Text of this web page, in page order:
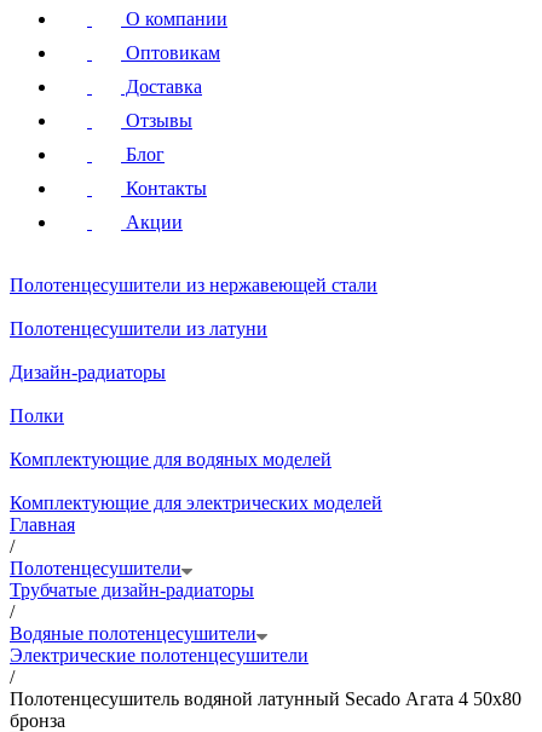
О компании
Оптовикам
Доставка
Отзывы
Блог
Контакты
Акции
Полотенцесушители из нержавеющей стали
Полотенцесушители из латуни
Дизайн-радиаторы
Полки
Комплектующие для водяных моделей
Комплектующие для электрических моделей
Главная
/
Полотенцесушители
Трубчатые дизайн-радиаторы
/
Водяные полотенцесушители
Электрические полотенцесушители
/
Полотенцесушитель водяной латунный Secado Агата 4 50x80
бронза